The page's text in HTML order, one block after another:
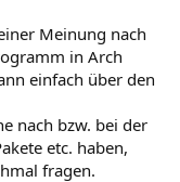
Meinung nach
in Arch
einfach über den
nach bzw. bei der
etc. haben,
fragen.